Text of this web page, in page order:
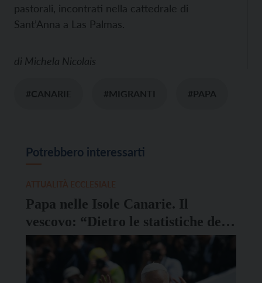
pastorali, incontrati nella cattedrale di
Sant’Anna a Las Palmas.
di Michela Nicolais
#CANARIE #MIGRANTI #PAPA
Potrebbero interessarti
Papa nelle Isole Canarie. Il
vescovo: “Dietro le statistiche dei
flussi migratori, storie di speranza
e resilienza”